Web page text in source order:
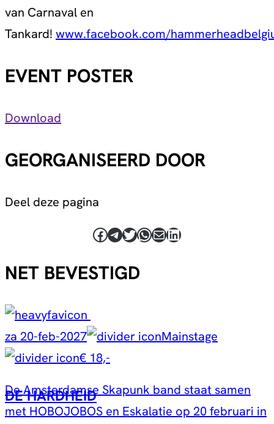
van Carnaval en
Tankard! www.facebook.com/
EVENT POSTER
Download
GEORGANISEERD DOOR
Deel deze pagina
Facebook
Telegram
Twitter
WhatsApp
E-mailLinkedIn
NET BEVESTIGD
za 20-feb-2027
Mainstage
€ 18,-
DE HARDHEID
De Amsterdamse Skapunk band staat samen
met HOBOJOBOS en Eskalatie op 20 februari in